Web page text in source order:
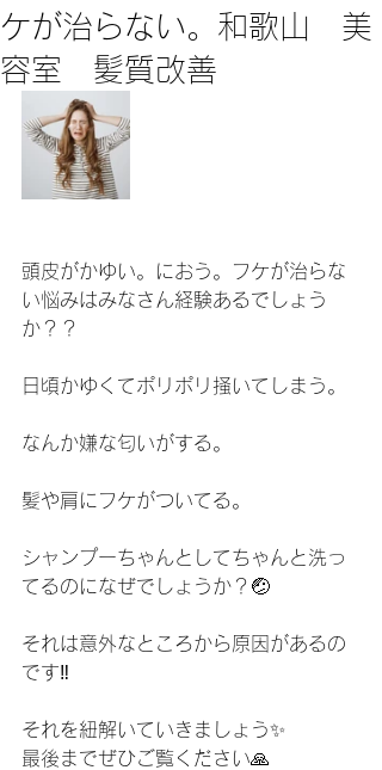
ケが治らない。和歌山 美
容室 髪質改善
頭皮がかゆい。におう。フケが治らな
い悩みはみなさん経験あるでしょう
か？？
日頃かゆくてポリポリ掻いてしまう。
なんか嫌な匂いがする。
髪や肩にフケがついてる。
シャンプーちゃんとしてちゃんと洗っ
てるのになぜでしょうか？🤕
それは意外なところから原因があるの
です‼️
それを紐解いていきましょう✨
最後までぜひご覧ください🙏